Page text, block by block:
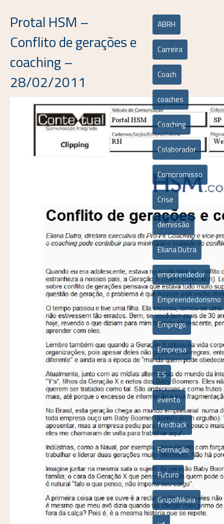
Protal HSM –
Conflito de gerações e
coaching –
28/02/2011
ABRH
Carreira
Coach
coaches
Coaching
Colaborador
Compromisso
Crise
demissão
Eliana Dutra
empreendedor
Empreendedorismo
Emprego
Empresa
ES
evento
feedback
Formação
Futuro
GrupoNikaia